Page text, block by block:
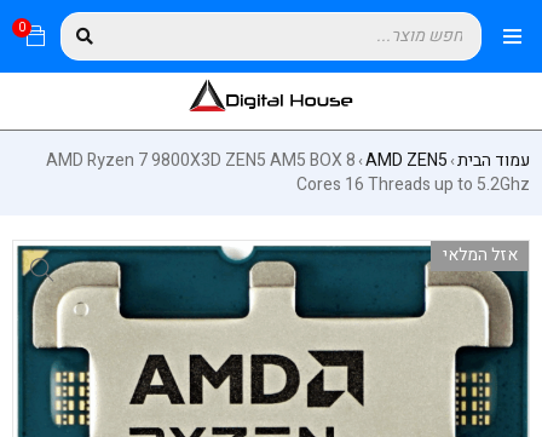
0
עמוד הבית›
AMD ZEN5
›
AMD Ryzen 7 9800X3D ZEN5 AM5 BOX 8
Cores 16 Threads up to 5.2Ghz
אזל המלאי